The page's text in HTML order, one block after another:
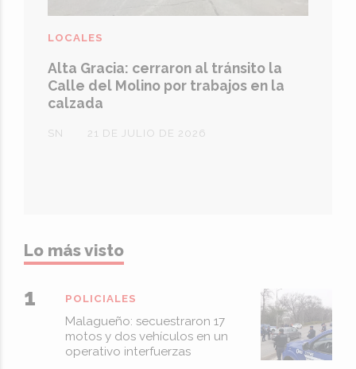
Alta Gracia: cerraron al tránsito la
Calle del Molino por trabajos en la
calzada
SN
LOCALES
21 DE JULIO DE 2026
Lo más visto
Malagueño: secuestraron 17
motos y dos vehículos en un
operativo interfuerzas
POLICIALES